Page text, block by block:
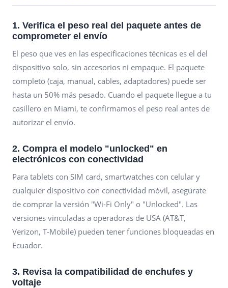
1. Verifica el peso real del paquete antes de
comprometer el envío
El peso que ves en las especificaciones técnicas es el del
dispositivo solo, sin accesorios ni empaque. El paquete
completo (caja, manual, cables, adaptadores) puede ser
hasta un 50% más pesado. Cuando el paquete llegue a tu
casillero en Miami, te confirmamos el peso real antes de
autorizar el envío.
2. Compra el modelo "unlocked" en
electrónicos con conectividad
Para tablets con SIM card, smartwatches con celular y
cualquier dispositivo con conectividad móvil, asegúrate
de comprar la versión "Wi-Fi Only" o "Unlocked". Las
versiones vinculadas a operadoras de USA (AT&T,
Verizon, T-Mobile) pueden tener funciones bloqueadas en
Ecuador.
3. Revisa la compatibilidad de enchufes y
voltaje